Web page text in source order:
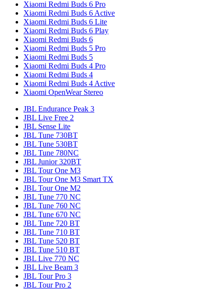
Xiaomi Redmi Buds 6 Pro
Xiaomi Redmi Buds 6 Active
Xiaomi Redmi Buds 6 Lite
Xiaomi Redmi Buds 6 Play
Xiaomi Redmi Buds 6
Xiaomi Redmi Buds 5 Pro
Xiaomi Redmi Buds 5
Xiaomi Redmi Buds 4 Pro
Xiaomi Redmi Buds 4
Xiaomi Redmi Buds 4 Active
Xiaomi OpenWear Stereo
JBL Endurance Peak 3
JBL Live Free 2
JBL Sense Lite
JBL Tune 730BT
JBL Tune 530BT
JBL Tune 780NC
JBL Junior 320BT
JBL Tour One M3
JBL Tour One M3 Smart TX
JBL Tour One M2
JBL Tune 770 NC
JBL Tune 760 NC
JBL Tune 670 NC
JBL Tune 720 BT
JBL Tune 710 BT
JBL Tune 520 BT
JBL Tune 510 BT
JBL Live 770 NC
JBL Live Beam 3
JBL Tour Pro 3
JBL Tour Pro 2